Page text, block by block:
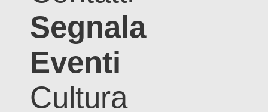
Segnala
Eventi
Cultura